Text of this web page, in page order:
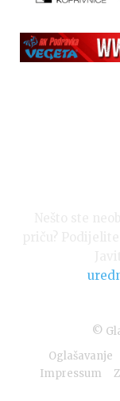
©
Oglašavanje
Impressum